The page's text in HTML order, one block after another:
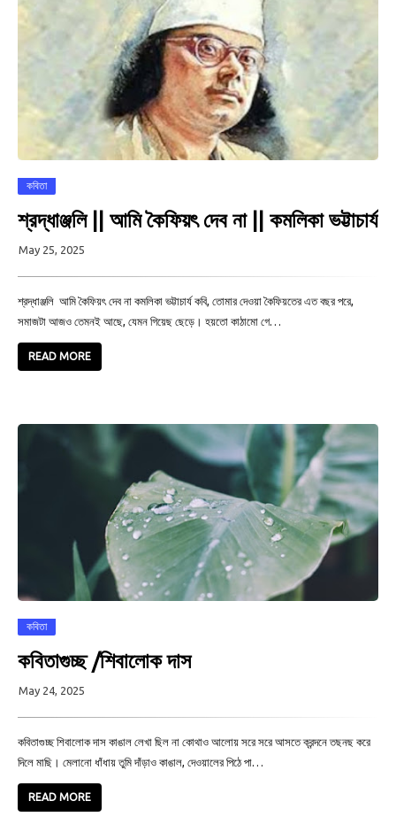
কবিতা
শ্রদ্ধাঞ্জলি || আমি কৈফিয়ৎ দেব না || কমলিকা ভট্টাচার্য
May 25, 2025
শ্রদ্ধাঞ্জলি আমি কৈফিয়ৎ দেব না কমলিকা ভট্টাচার্য কবি, তোমার দেওয়া কৈফিয়তের এত বছর পরে,
সমাজটা আজও তেমনই আছে, যেমন গিয়েছ ছেড়ে। হয়তো কাঠামো গে…
READ MORE
কবিতা
কবিতাগুচ্ছ /শিবালোক দাস
May 24, 2025
কবিতাগুচ্ছ শিবালোক দাস কাঙাল লেখা ছিল না কোথাও আলোয় সরে সরে আসতে ক্রন্দনে তছনছ করে
দিলে মাছি। মেলানো ধাঁধায় তুমি দাঁড়াও কাঙাল, দেওয়ালের পিঠে পা…
READ MORE